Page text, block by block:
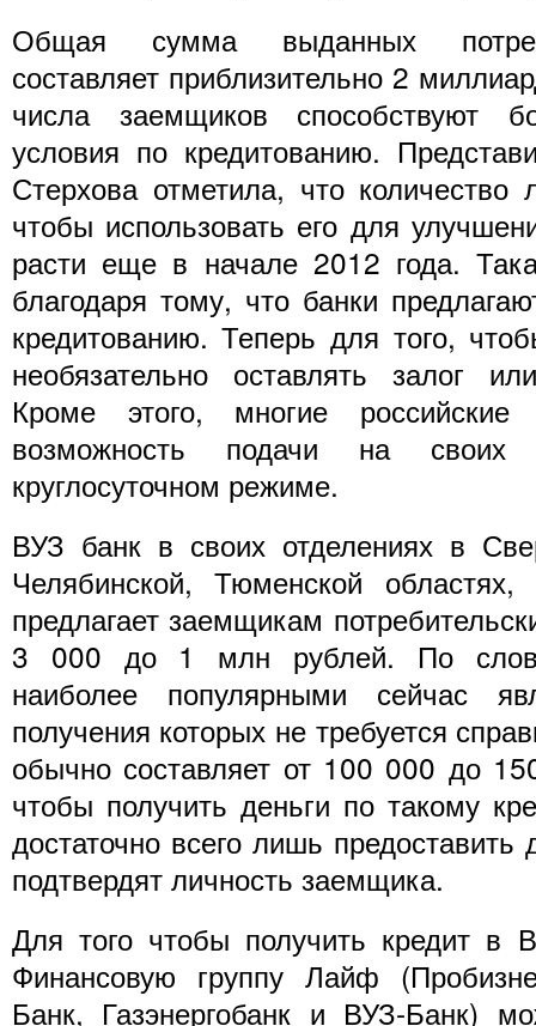
Общая сумма выданных
составляет приблизительно 2
числа заемщиков способствуют
условия по кредитованию.
Стерхова отметила, что
чтобы использовать его для
расти еще в начале 2012 года.
благодаря тому, что банки
кредитованию. Теперь для того,
необязательно оставлять залог
Кроме этого, многие российские
возможность подачи на своих
круглосуточном режиме.
ВУЗ банк в своих отделениях в
Челябинской, Тюменской
предлагает заемщикам
3 000 до 1 млн рублей. По
наиболее популярными сейчас
получения которых не требуется
обычно составляет от 100 000 до
чтобы получить деньги по такому
достаточно всего лишь
подтвердят личность заемщика.
Для того чтобы получить кредит в
Финансовую группу Лайф
Банк, Газэнергобанк и ВУЗ-Банк)